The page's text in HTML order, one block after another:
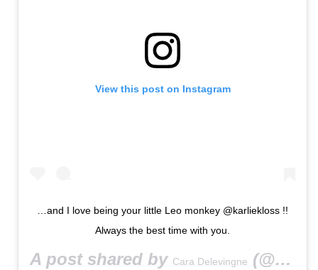
View this post on Instagram
…and I love being your little Leo monkey @karliekloss !!
Always the best time with you.
A post shared by Cara Delevingne (@caradelevingne) on